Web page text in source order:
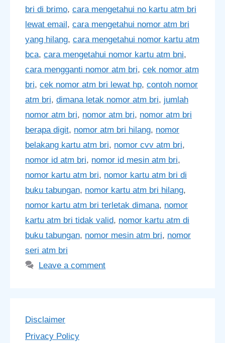
bri di brimo, cara mengetahui no kartu atm bri
lewat email, cara mengetahui nomor atm bri
yang hilang, cara mengetahui nomor kartu atm
bca, cara mengetahui nomor kartu atm bni,
cara mengganti nomor atm bri, cek nomor atm
bri, cek nomor atm bri lewat hp, contoh nomor
atm bri, dimana letak nomor atm bri, jumlah
nomor atm bri, nomor atm bri, nomor atm bri
berapa digit, nomor atm bri hilang, nomor
belakang kartu atm bri, nomor cvv atm bri,
nomor id atm bri, nomor id mesin atm bri,
nomor kartu atm bri, nomor kartu atm bri di
buku tabungan, nomor kartu atm bri hilang,
nomor kartu atm bri terletak dimana, nomor
kartu atm bri tidak valid, nomor kartu atm di
buku tabungan, nomor mesin atm bri, nomor
seri atm bri
Leave a comment
Disclaimer
Privacy Policy